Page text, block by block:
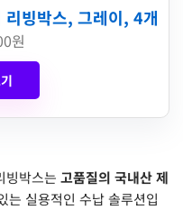
빙박스, 그레이, 4개
원
빙박스는 고품질의 국내산 제
는 실용적인 수납 솔루션입